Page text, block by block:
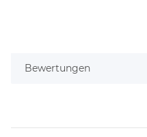
Bewertungen